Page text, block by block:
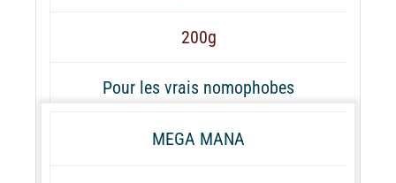
200g
Pour les vrais nomophobes
MEGA MANA